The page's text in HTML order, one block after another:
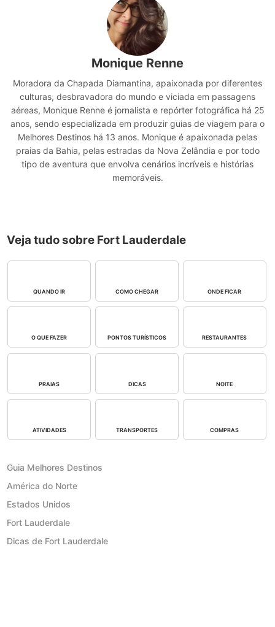
Monique Renne
Moradora da Chapada Diamantina, apaixonada por diferentes
culturas, desbravadora do mundo e viciada em passagens
aéreas, Monique Renne é jornalista e repórter fotográfica há 25
anos, sendo especializada em produzir guias de viagem para o
Melhores Destinos há 13 anos. Monique é apaixonada pelas
praias da Bahia, pelas estradas da Nova Zelândia e por todo
tipo de aventura que envolva cenários incríveis e histórias
memoráveis.
Veja tudo sobre Fort Lauderdale
QUANDO IR COMO CHEGAR ONDE FICAR
O QUE FAZER PONTOS TURÍSTICOS RESTAURANTES
PRAIAS DICAS NOITE
ATIVIDADES TRANSPORTES COMPRAS
Guia Melhores Destinos
América do Norte
Estados Unidos
Fort Lauderdale
Dicas de Fort Lauderdale